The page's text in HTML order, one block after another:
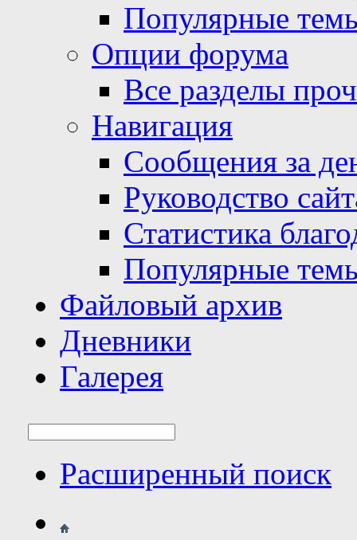
Популярные
Опции форума
Все разделы
Навигация
Сообщения за
Руководство
Статистика
Популярные
Файловый архив
Дневники
Галерея
Расширенный поиск